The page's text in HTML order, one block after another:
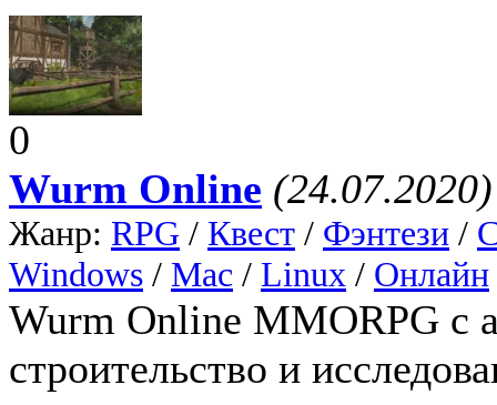
0
Wurm Online (24.07.2020)
Жанр: RPG / Квест / Фэнтези /
Windows / Mac / Linux / Онлайн
Wurm Online MMORPG с
строительство и